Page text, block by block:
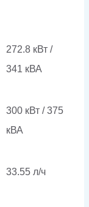
272.8 кВт /
341 кВА
300 кВт / 375
кВА
33.55 л/ч